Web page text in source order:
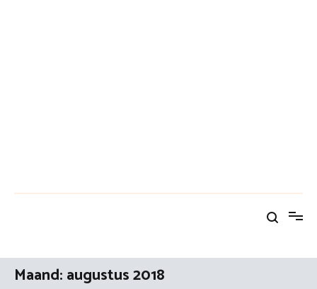
Maand:augustus 2018